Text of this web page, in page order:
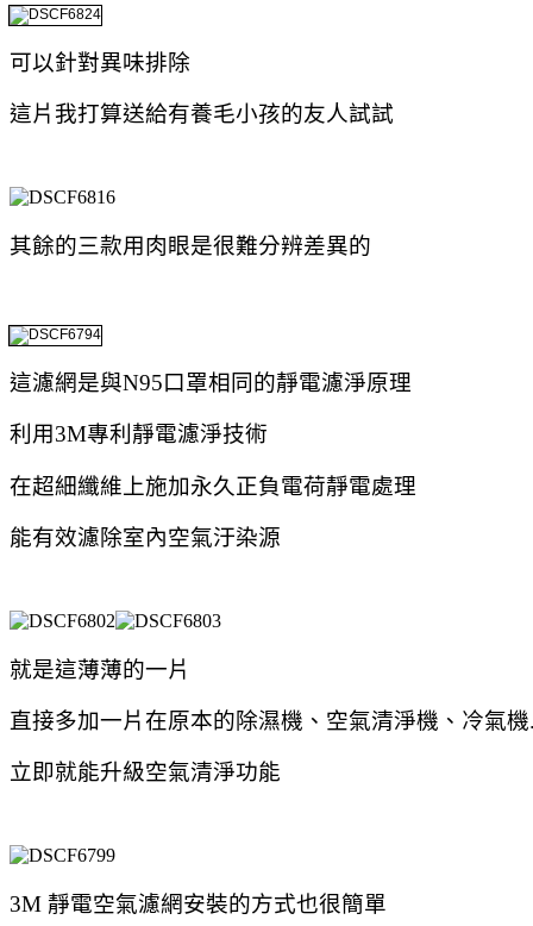
可以針對異味排除
這片我打算送給有養毛小孩的友人試試
其餘的三款用肉眼是很難分辨差異的
這濾網是與N95口罩相同的靜電濾淨原理
利用3M專利靜電濾淨技術
在超細纖維上施加永久正負電荷靜電處理
能有效濾除室內空氣汙染源
就是這薄薄的一片
直接多加一片在原本的除濕機、空氣清淨機、冷氣
立即就能升級空氣清淨功能
3M 靜電空氣濾網安裝的方式也很簡單